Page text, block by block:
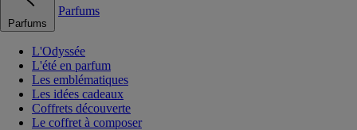
Parfums
Parfums
L'Odyssée
L'été en parfum
Les emblématiques
Les idées cadeaux
Coffrets découverte
Le coffret à composer